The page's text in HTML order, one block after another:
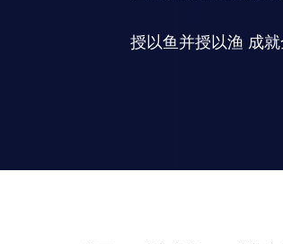
授以鱼并授以渔 成